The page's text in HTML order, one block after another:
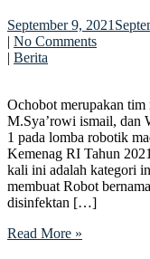
September 9, 2021
| No Comments
| Berita
Ochobot merupakan
M.Sya’rowi ismail, dan
1 pada lomba robotik
Kemenag RI Tahun
kali ini adalah kategori
membuat Robot
disinfektan […]
Read More »